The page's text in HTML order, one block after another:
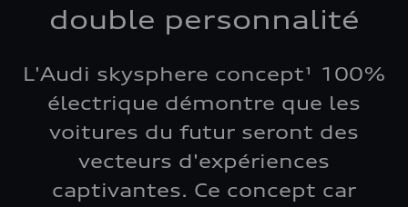
double personnalité
L'Audi skysphere concept¹ 100%
électrique démontre que les
voitures du futur seront des
vecteurs d'expériences
captivantes. Ce concept car